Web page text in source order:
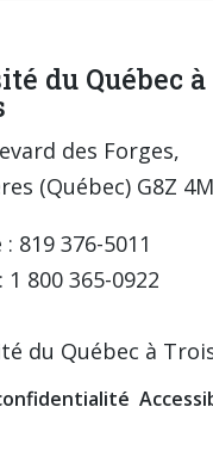
du Québec
des Forges,
(Québec) G8Z
819 376-5011
1 800 365-0922
du Québec à